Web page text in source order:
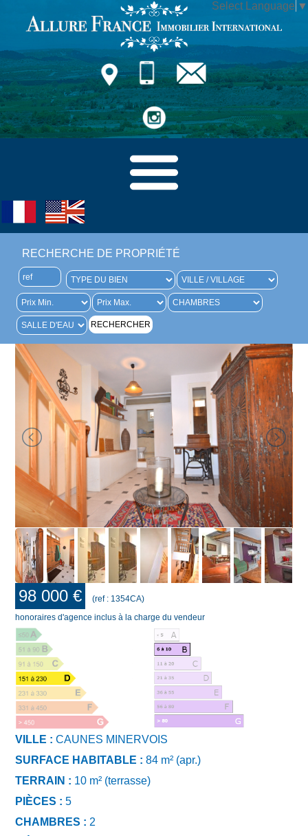
Select Language ▼
RECHERCHE DE PROPRIÉTÉ
98 000 €
(ref : 1354CA)
honoraires d'agence inclus à la charge du vendeur
VILLE : CAUNES MINERVOIS
SURFACE HABITABLE : 84 m² (apr.)
TERRAIN : 10 m² (terrasse)
PIÈCES : 5
CHAMBRES : 2